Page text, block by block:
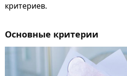
критериев.
Основные критерии